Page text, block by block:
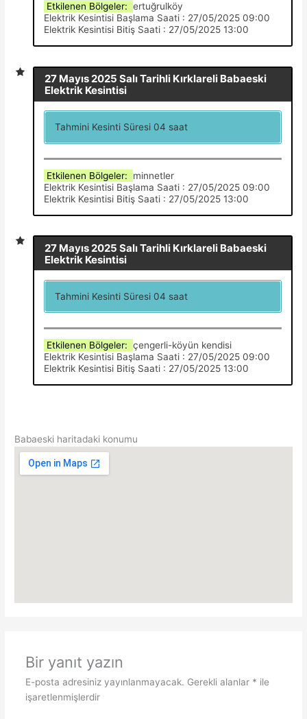
Etkilenen Bölgeler:ertuğrulköy
Elektrik Kesintisi Başlama Saati : 27/05/2025 09:00
Elektrik Kesintisi Bitiş Saati : 27/05/2025 13:00
27 Mayıs 2025 Salı Tarihli Kırklareli Babaeski
Elektrik Kesintisi
Tahmini Kesinti Süresi 04 saat
Etkilenen Bölgeler: minnetler
Elektrik Kesintisi Başlama Saati : 27/05/2025 09:00
Elektrik Kesintisi Bitiş Saati : 27/05/2025 13:00
27 Mayıs 2025 Salı Tarihli Kırklareli Babaeski
Elektrik Kesintisi
Tahmini Kesinti Süresi 04 saat
Etkilenen Bölgeler:çengerli-köyün kendisi
Elektrik Kesintisi Başlama Saati : 27/05/2025 09:00
Elektrik Kesintisi Bitiş Saati : 27/05/2025 13:00
Babaeski haritadaki konumu
Bir yanıt yazın
E-posta adresiniz yayınlanmayacak. Gerekli alanlar * ile
işaretlenmişlerdir